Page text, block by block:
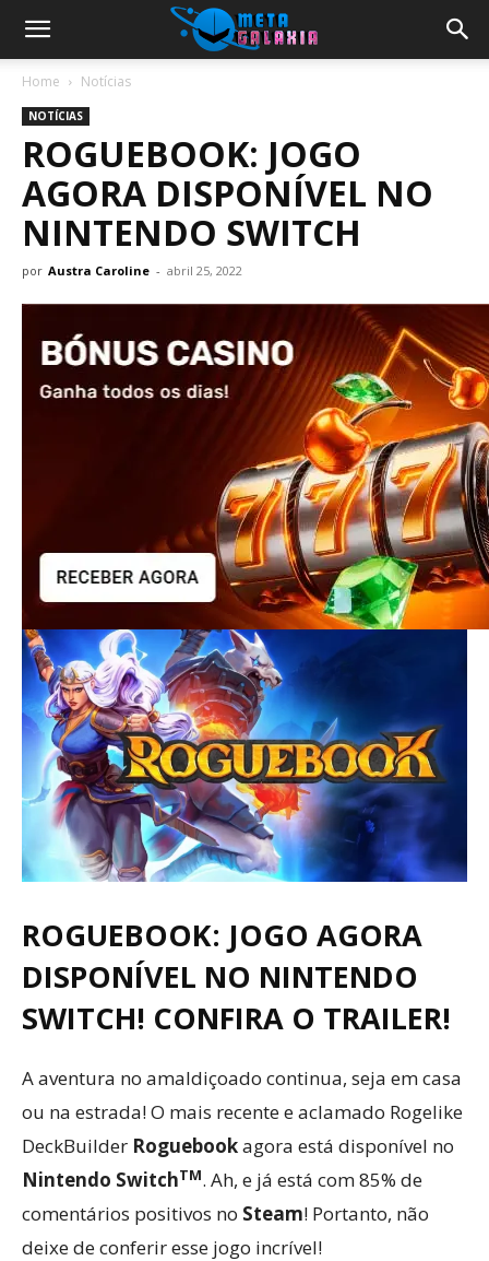
Home Notícias
NOTÍCIAS
ROGUEBOOK: JOGO
AGORA DISPONÍVEL NO
NINTENDO SWITCH
por Austra Caroline - abril 25, 2022
ROGUEBOOK: JOGO AGORA
DISPONÍVEL NO NINTENDO
SWITCH! CONFIRA O TRAILER!
A aventura no amaldiçoado continua, seja em casa
ou na estrada! O mais recente e aclamado Rogelike
DeckBuilder Roguebookagora está disponível no
Nintendo SwitchTM. Ah, e já está com 85% de
comentários positivos no Steam! Portanto, não
deixe de conferir esse jogo incrível!